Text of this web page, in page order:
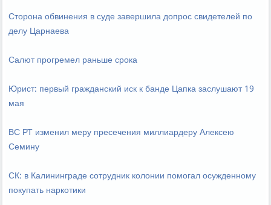
Сторона обвинения в суде завершила допрос свидетелей по
делу Царнаева
Салют прогремел раньше срока
Юрист: первый гражданский иск к банде Цапка заслушают 19
мая
ВС РТ изменил меру пресечения миллиардеру Алексею
Семину
СК: в Калининграде сотрудник колонии помогал осужденному
покупать наркотики